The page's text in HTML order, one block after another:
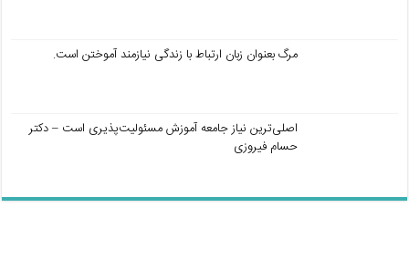
مرگ بعنوان زبان ارتباط با زندگی نیازمند آموختن است.
اصلی‌ترین نیاز جامعه آموزش مسئولیت‌پذیری است – دکتر
حسام فیروزی